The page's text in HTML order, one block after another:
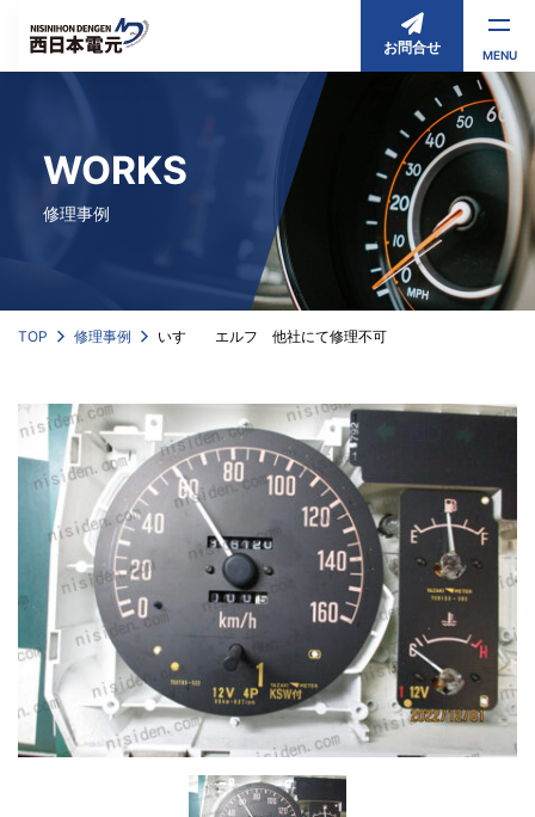
お問合せ MENU
WORKS
修理事例
TOP 修理事例 いすゞ エルフ 他社にて修理不可